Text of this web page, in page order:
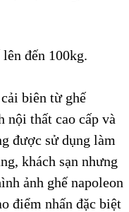
đến 100kg.
biên từ ghế
nội thất cao cấp và
được sử dụng làm
khách sạn nhưng
ảnh ghế napoleon
điểm nhấn đặc biệt